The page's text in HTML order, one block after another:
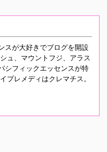
スが大好きでブログを開設
ュ、マウントフジ、アラス
シフィックエッセンスが特
プレメディはクレマチス。